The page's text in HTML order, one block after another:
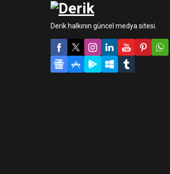
Derik halkının güncel medya sitesi.